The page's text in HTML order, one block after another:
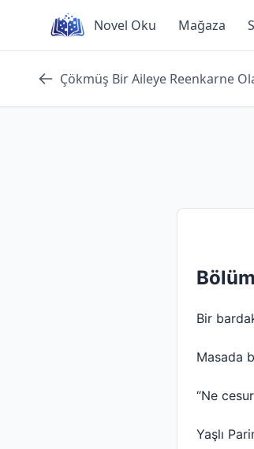
content
Novel Oku Mağaza
Çökmüş Bir Aileye Reenkarne
Bir
Masada
“Ne
Yaşlı